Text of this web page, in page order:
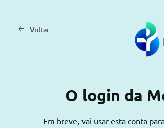
Voltar
O login da
Em breve, vai usar esta conta